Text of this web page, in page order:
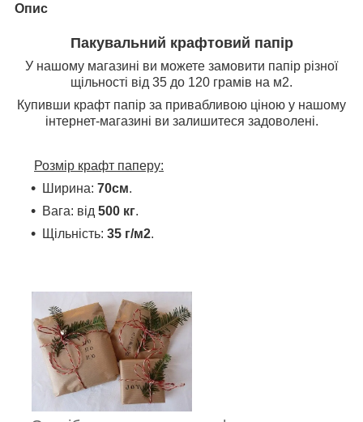
Опис
Пакувальний крафтовий папір
У нашому магазині ви можете замовити папір різної
щільності від 35 до 120 грамів на м2.
Купивши крафт папір за привабливою ціною у нашому
інтернет-магазині ви залишитеся задоволені.
Розмір крафт паперу:
Ширина: 70см.
Вага: від 500 кг.
Щільність: 35 г/м2.